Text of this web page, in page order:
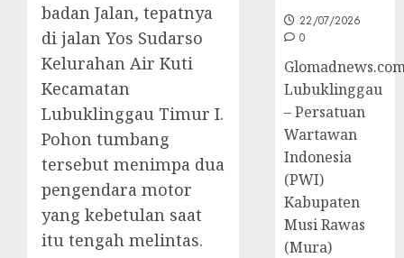
badan Jalan, tepatnya
di jalan Yos Sudarso
Kelurahan Air Kuti
Kecamatan
Lubuklinggau Timur I.
Pohon tumbang
tersebut menimpa dua
pengendara motor
yang kebetulan saat
itu tengah melintas.
22/07/2026
0
Lubuklinggau
– Persatuan
Wartawan
Indonesia
(PWI)
Kabupaten
Musi Rawas
(Mura)